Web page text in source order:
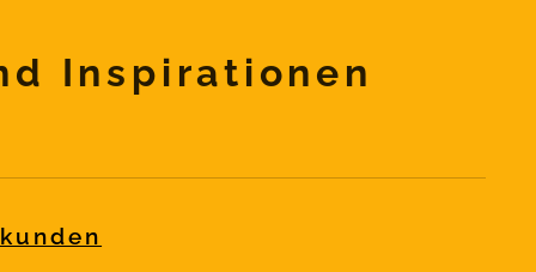
Inspirationen